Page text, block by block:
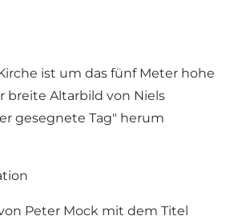
ist um das fünf Meter hohe
breite Altarbild von Niels
gesegnete Tag" herum
Peter Mock mit dem Titel